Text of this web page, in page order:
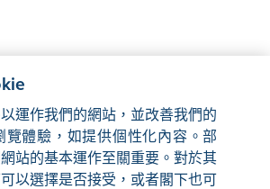
公告，請參閱
運作我們的網站，並改善我們的
覽體驗，如提供個性化內容。部
站的基本運作至關重要。對於其
以選擇是否接受，或者閣下也可